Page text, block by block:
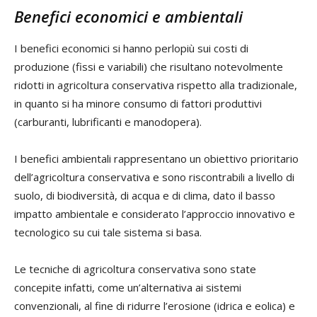
Benefici economici e ambientali
I benefici economici si hanno perlopiù sui costi di
produzione (fissi e variabili) che risultano notevolmente
ridotti in agricoltura conservativa rispetto alla tradizionale,
in quanto si ha minore consumo di fattori produttivi
(carburanti, lubrificanti e manodopera).
I benefici ambientali rappresentano un obiettivo prioritario
dell’agricoltura conservativa e sono riscontrabili a livello di
suolo, di biodiversità, di acqua e di clima, dato il basso
impatto ambientale e considerato l’approccio innovativo e
tecnologico su cui tale sistema si basa.
Le tecniche di agricoltura conservativa sono state
concepite infatti, come un’alternativa ai sistemi
convenzionali, al fine di ridurre l’erosione (idrica e eolica) e